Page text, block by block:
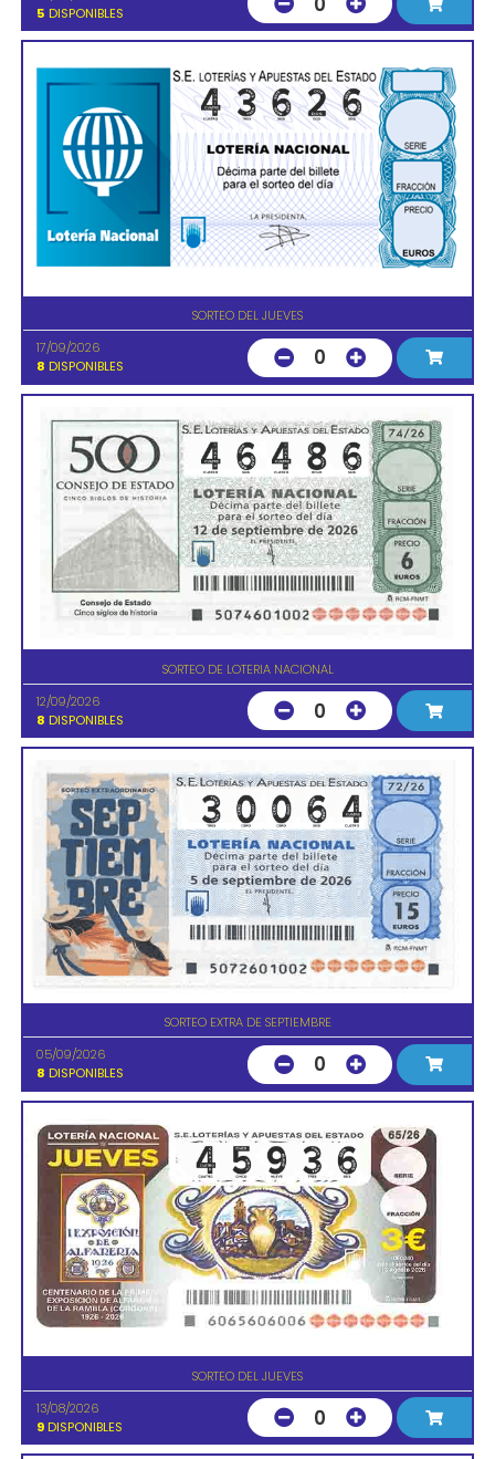
5 DISPONIBLES
SORTEO DEL JUEVES
17/09/2026
8 DISPONIBLES 0
SORTEO DE LOTERIA NACIONAL
12/09/2026
8 DISPONIBLES 0
SORTEO EXTRA DE SEPTIEMBRE
05/09/2026
8 DISPONIBLES 0
SORTEO DEL JUEVES
13/08/2026
9 DISPONIBLES 0